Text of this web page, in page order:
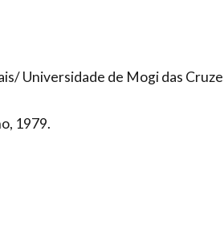
Universidade de Mogi das
1979.